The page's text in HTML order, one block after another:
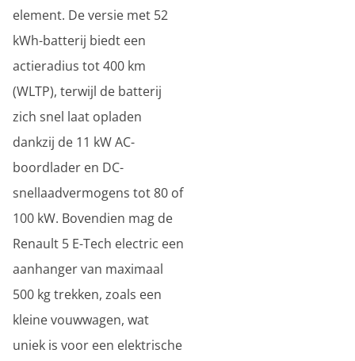
element. De versie met 52
kWh-batterij biedt een
actieradius tot 400 km
(WLTP), terwijl de batterij
zich snel laat opladen
dankzij de 11 kW AC-
boordlader en DC-
snellaadvermogens tot 80 of
100 kW. Bovendien mag de
Renault 5 E-Tech electric een
aanhanger van maximaal
500 kg trekken, zoals een
kleine vouwwagen, wat
uniek is voor een elektrische